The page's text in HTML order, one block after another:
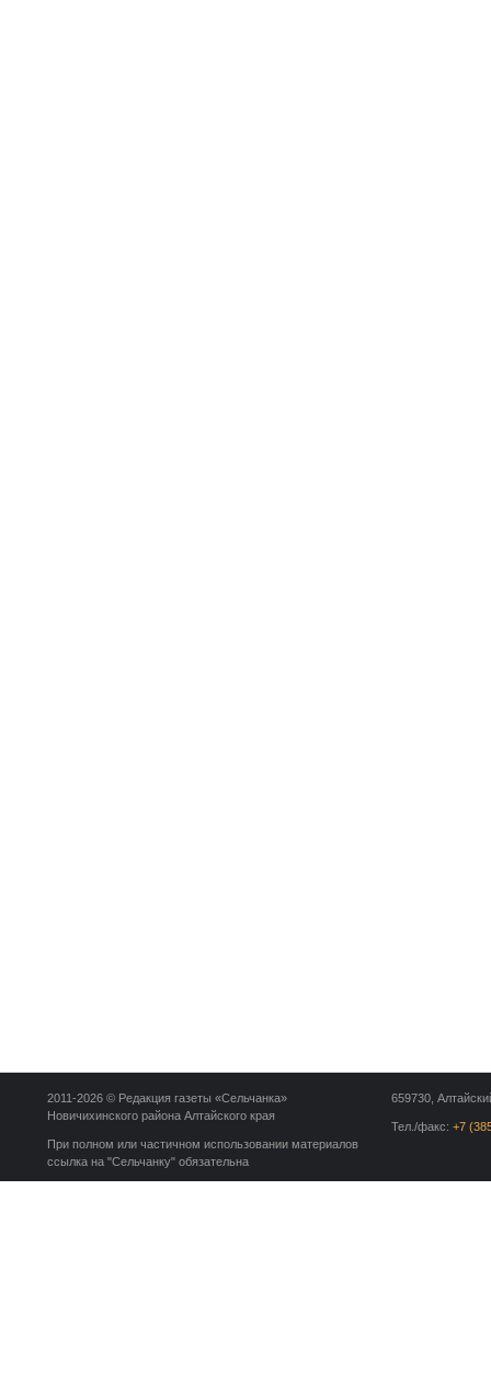
659730,
Тел./факс: +7
2011-2026 © Редакция газеты «Сельчанка»
Новичихинского района Алтайского края
При полном или частичном использовании материалов
ссылка на "Сельчанку" обязательна